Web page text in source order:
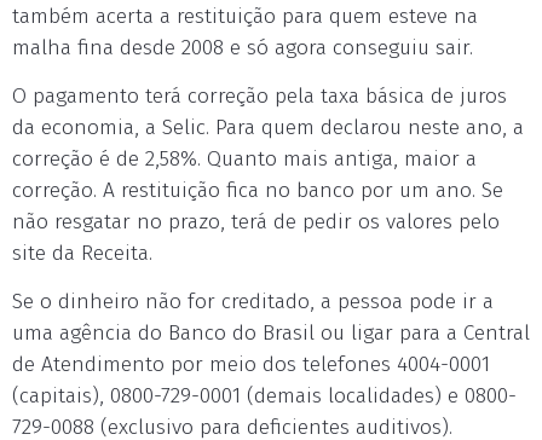
também acerta a restituição para quem esteve na
malha fina desde 2008 e só agora conseguiu sair.
O pagamento terá correção pela taxa básica de juros
da economia, a Selic. Para quem declarou neste ano, a
correção é de 2,58%. Quanto mais antiga, maior a
correção. A restituição fica no banco por um ano. Se
não resgatar no prazo, terá de pedir os valores pelo
site da Receita.
Se o dinheiro não for creditado, a pessoa pode ir a
uma agência do Banco do Brasil ou ligar para a Central
de Atendimento por meio dos telefones 4004-0001
(capitais), 0800-729-0001 (demais localidades) e 0800-
729-0088 (exclusivo para deficientes auditivos).